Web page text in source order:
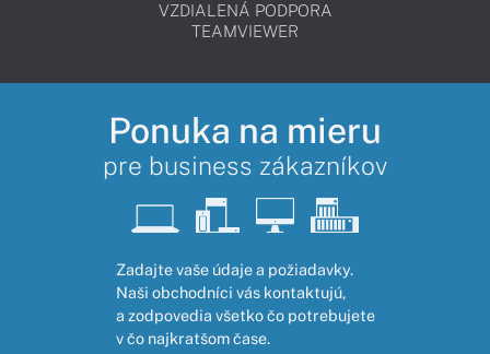
VZDIALENÁ PODPORA
TEAMVIEWER
Ponuka na mieru
pre business zákazníkov
Zadajte vaše údaje a požiadavky.
Naši obchodníci vás kontaktujú,
a zodpovedia všetko čo potrebujete
v čo najkratšom čase.